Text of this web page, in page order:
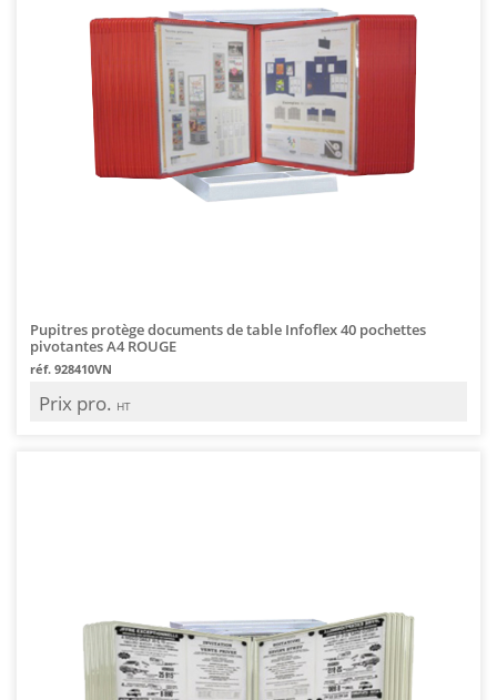
Pupitres protège documents de table Infoflex 40 pochettes
pivotantes A4 ROUGE
réf. 928410VN
Prix pro. HT